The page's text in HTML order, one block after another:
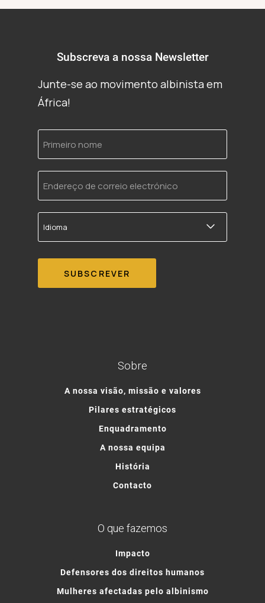
Subscreva a nossa Newsletter
Junte-se ao movimento albinista em
África!
Primeiro
nome
Endereço
de
correio
electrónico
Idioma
Sobre
A nossa visão, missão e valores
Pilares estratégicos
Enquadramento
A nossa equipa
História
Contacto
O que fazemos
Impacto
Defensores dos direitos humanos
Mulheres afectadas pelo albinismo